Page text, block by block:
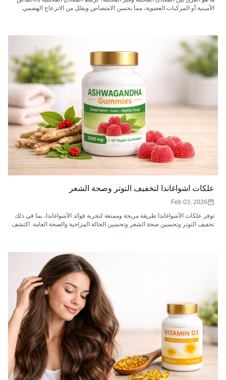
الأمينية أو المركبات العضوية، مما يحسن الامتصاص ويقلل من الانزعاج الهضمي.
علكات اشواغاندا لتخفيف التوتر وصحة الشعر
Feb 03, 2026
توفر علكات الأشواغاندا طريقة مريحة وممتعة لتجربة فوائد الأشواغاندا، بما في ذلك
تخفيف التوتر وتحسين صحة الشعر وتحسين الحالة المزاجية والصحة العامة. اكتشف